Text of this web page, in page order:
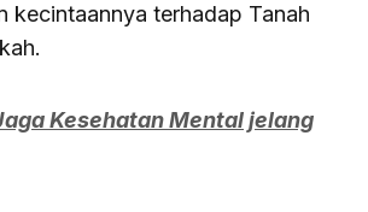
kecintaannya terhadap Tanah
Kesehatan Mental jelang